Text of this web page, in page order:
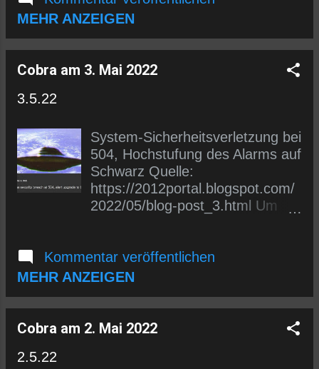
bis "Deutsch" erscheint. Sobald
erscheinen deutsche Untertitel
im Video.
links) eintragen oder uns auf
https://t.me/wlmmgermancobrap
osts
MEHR ANZEIGEN
Cobra am 3. Mai 2022
3.5.22
System-Sicherheitsverletzung bei
504, Hochstufung des Alarms auf
Schwarz Quelle:
https://2012portal.blogspot.com/
2022/05/blog-post_3.html Um
werden, kannst du dich entweder
in den E-Mail-Verteiler (siehe
Telegram folgen.
https://t.me/wlmmgermancobrap
Kommentar veröffentlichen
MEHR ANZEIGEN
Cobra am 2. Mai 2022
2.5.22